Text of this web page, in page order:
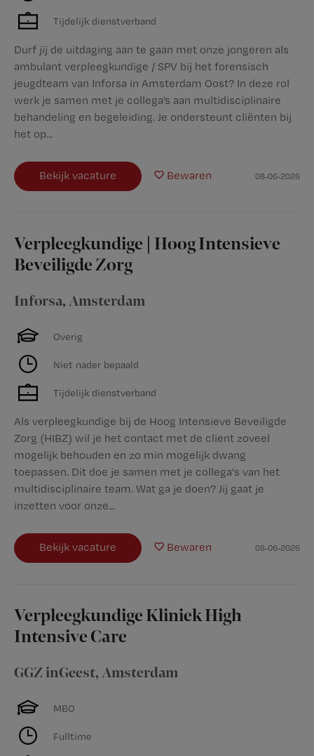
Tijdelijk dienstverband
Durf jij de uitdaging aan te gaan met onze jongeren als
ambulant verpleegkundige / SPV bij het forensisch
jeugdteam van Inforsa in Amsterdam Oost? In deze rol
werk je samen met je collega’s aan multidisciplinaire
behandeling en begeleiding. Je ondersteunt cliënten bij
het op...
Bekijk vacature Bewaren 08-06-2026
Verpleegkundige | Hoog Intensieve
Beveiligde Zorg
Inforsa, Amsterdam
Overig
Niet nader bepaald
Tijdelijk dienstverband
Als verpleegkundige bij de Hoog Intensieve Beveiligde
Zorg (HIBZ) wil je het contact met de client zoveel
mogelijk behouden en zo min mogelijk dwang
toepassen. Dit doe je samen met je collega's van het
multidisciplinaire team. Wat ga je doen? Jij gaat je
inzetten voor onze...
Bekijk vacature Bewaren 08-06-2026
Verpleegkundige Kliniek High
Intensive Care
GGZ inGeest, Amsterdam
MBO
Fulltime